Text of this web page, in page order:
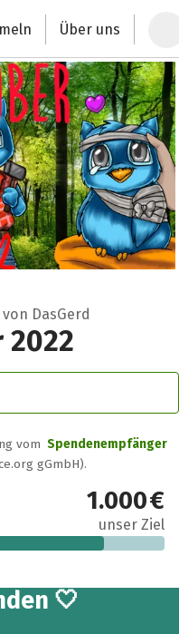
Über uns
DasGerd
vom Spendenempfänger
gGmbH).
1.000 €
unser Ziel
🤍